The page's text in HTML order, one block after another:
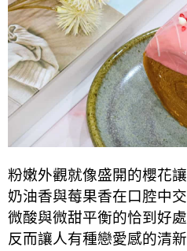
粉嫩外觀就像盛開的櫻花
奶油香與莓果香在口腔中
微酸與微甜平衡的恰到好處
反而讓人有種戀愛感的清